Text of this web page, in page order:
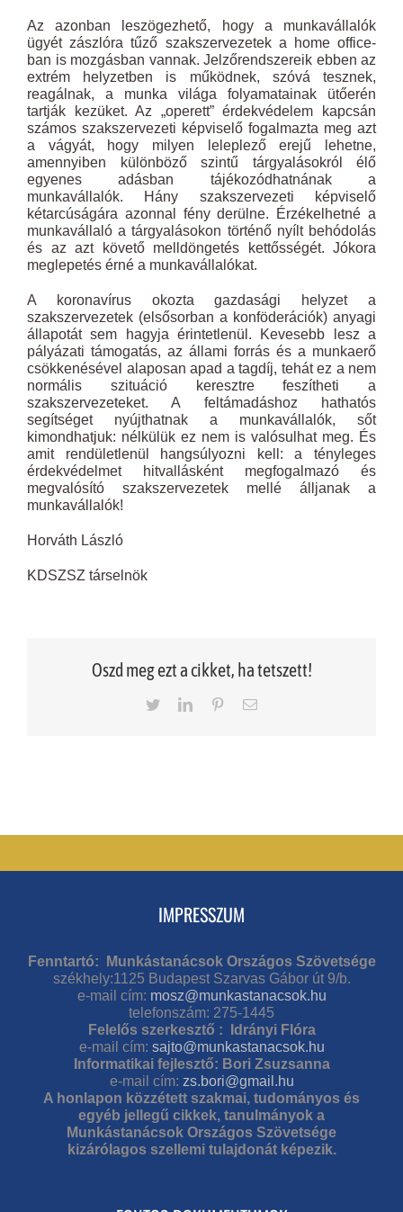
Az azonban leszögezhető, hogy a munkavállalók
ügyét zászlóra tűző szakszervezetek a home office-
ban is mozgásban vannak. Jelzőrendszereik ebben az
extrém helyzetben is működnek, szóvá tesznek,
reagálnak, a munka világa folyamatainak ütőerén
tartják kezüket. Az „operett” érdekvédelem kapcsán
számos szakszervezeti képviselő fogalmazta meg azt
a vágyát, hogy milyen leleplező erejű lehetne,
amennyiben különböző szintű tárgyalásokról élő
egyenes adásban tájékozódhatnának a
munkavállalók. Hány szakszervezeti képviselő
kétarcúságára azonnal fény derülne. Érzékelhetné a
munkavállaló a tárgyalásokon történő nyílt behódolás
és az azt követő melldöngetés kettősségét. Jókora
meglepetés érné a munkavállalókat.
A koronavírus okozta gazdasági helyzet a
szakszervezetek (elsősorban a konföderációk) anyagi
állapotát sem hagyja érintetlenül. Kevesebb lesz a
pályázati támogatás, az állami forrás és a munkaerő
csökkenésével alaposan apad a tagdíj, tehát ez a nem
normális szituáció keresztre feszítheti a
szakszervezeteket. A feltámadáshoz hathatós
segítséget nyújthatnak a munkavállalók, sőt
kimondhatjuk: nélkülük ez nem is valósulhat meg. És
amit rendületlenül hangsúlyozni kell: a tényleges
érdekvédelmet hitvallásként megfogalmazó és
megvalósító szakszervezetek mellé álljanak a
munkavállalók!
Horváth László
KDSZSZ társelnök
Oszd meg ezt a cikket, ha tetszett!
TwitterLinkedInPinterestEmail
IMPRESSZUM
Fenntartó: Munkástanácsok Országos Szövetsége
székhely:1125 Budapest Szarvas Gábor út 9/b.
e-mail cím: mosz@munkastanacsok.hu
telefonszám: 275-1445
Felelős szerkesztő : Idrányi Flóra
e-mail cím: sajto@munkastanacsok.hu
Informatikai fejlesztő: Bori Zsuzsanna
e-mail cím: zs.bori@gmail.hu
A honlapon közzétett szakmai, tudományos és
egyéb jellegű cikkek, tanulmányok a
Munkástanácsok Országos Szövetsége
kizárólagos szellemi tulajdonát képezik.